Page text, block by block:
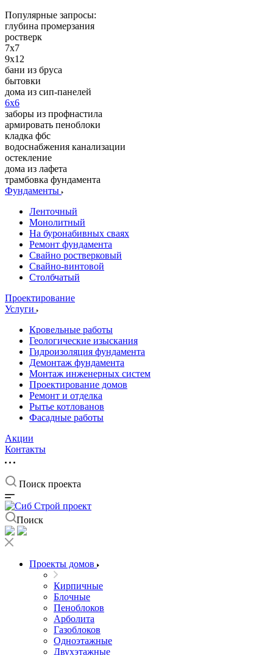
Популярные запросы:
глубина промерзания
ростверк
7x7
9х12
бани из бруса
бытовки
дома из сип-панелей
6x6
заборы из профнастила
армировать пеноблоки
кладка фбс
водоснабжения канализации
остекление
дома из лафета
трамбовка фундамента
Фундаменты
Ленточный
Монолитный
На буронабивных сваях
Ремонт фундамента
Свайно ростверковый
Свайно-винтовой
Столбчатый
Проектирование
Услуги
Кровельные работы
Геологические изыскания
Гидроизоляция фундамента
Демонтаж фундамента
Монтаж инженерных систем
Проектирование домов
Ремонт и отделка
Рытье котлованов
Фасадные работы
Акции
Контакты
Поиск проекта
Поиск
Проекты домов
Кирпичные
Блочные
Пеноблоков
Арболита
Газоблоков
Одноэтажные
Двухэтажные